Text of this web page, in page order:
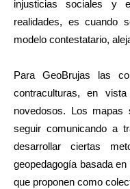
injusticias sociales y
realidades, es cuando
modelo contestatario,
Para GeoBrujas las
contraculturas, en
novedosos. Los
seguir comunicando a
desarrollar ciertas
geopedagogía basada
que proponen como